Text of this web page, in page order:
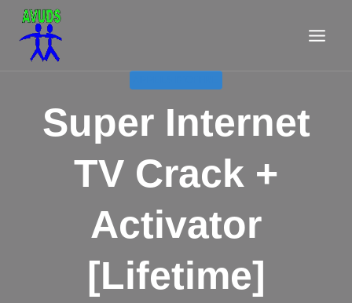
Aller
contenu
Super Internet
TV Crack +
Activator
[Lifetime]